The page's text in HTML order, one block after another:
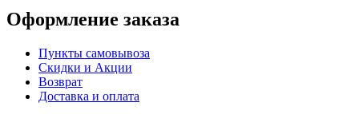
Оформление заказа
Пункты самовывоза
Скидки и Акции
Возврат
Доставка и оплата